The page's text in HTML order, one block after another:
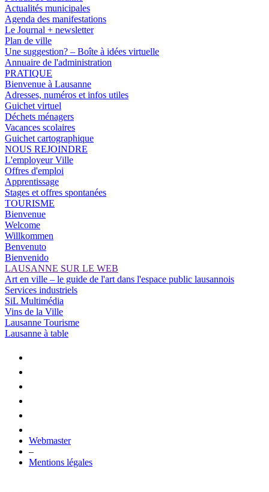
Actualités municipales
Agenda des manifestations
Le Journal + newsletter
Plan de ville
Une suggestion? – Boîte à idées virtuelle
Annuaire de l'administration
PRATIQUE
Bienvenue à Lausanne
Adresses, numéros et infos utiles
Guichet virtuel
Déchets ménagers
Vacances scolaires
Guichet cartographique
NOUS REJOINDRE
L'employeur Ville
Offres d'emploi
Apprentissage
Stages et offres spontanées
TOURISME
Bienvenue
Welcome
Willkommen
Benvenuto
Bienvenido
LAUSANNE SUR LE WEB
Art en ville – le guide de l'art dans l'espace public lausannois
Services industriels
SiL Multimédia
Vins de la Ville
Lausanne Tourisme
Lausanne à table
Webmaster
–
Mentions légales